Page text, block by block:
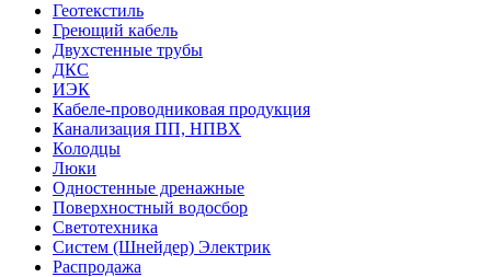
Геотекстиль
Греющий кабель
Двухстенные трубы
ДКС
ИЭК
Кабеле-проводниковая продукция
Канализация ПП, НПВХ
Колодцы
Люки
Одностенные дренажные
Поверхностный водосбор
Светотехника
Систем (Шнейдер) Электрик
Распродажа